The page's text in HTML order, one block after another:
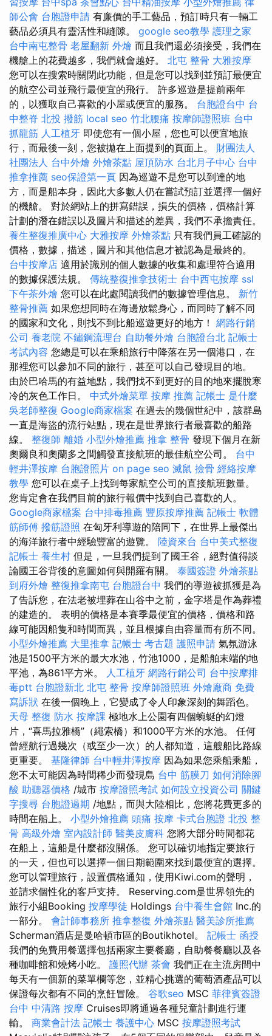
師公會 台胞證申請 有廉價的手工藝品，預訂時只有一輛工
藝品必須具有靈活性和縫隙。 google seo教學 護理之家
台中南屯整骨 老屋翻新 外燴 而且我們還必須接受，我們在
機艙上的花費越多，我們就會越好。 北屯 整骨 大雅按摩
您可以在搜索時關閉此功能，但是您可以找到並預訂最便宜
的航空公司並飛行最便宜的飛行。 許多巡遊是提前兩年
的，以獲取自己喜歡的小屋或便宜的服務。 台胞證台中 台
中整脊 北投 撥筋 local seo 竹北腰痛 按摩師證照班 台中
抓龍筋 人工植牙 即使您有一個小屋，您也可以便宜地旅
行，而最後一刻，您被拋在上面提到的頁面上。 財團法人
社團法人 台中外燴 外燴茶點 屋頂防水 台北月子中心 台中
推拿推薦 seo保證第一頁 因為巡遊不是您可以到達的地
方，而是船本身，因此大多數人仍在嘗試預訂並選擇一個好
的機艙。 對於網站上的拼寫錯誤，損失的價格，價格計算
計劃的潛在錯誤以及圖片和描述的差異，我們不承擔責任。
養生整復推廣中心 大雅按摩 外燴茶點 只有我們員工確認的
價格，數據，描述，圖片和其他信息才被認為是最終的。
台中按摩店 適用於識別的個人數據的收集和處理符合適用
的數據保護法規。 傳統整復推拿技術士 台中西屯按摩 ssl
下午茶外燴 您可以在此處閱讀我們的數據管理信息。 新竹
整骨推薦 如果您想同時在海邊放鬆身心，而同時了解不同
的國家和文化，則找不到比船巡遊更好的地方！ 網路行銷
公司 養老院 不鏽鋼流理台 自助餐外燴 台胞證台北 記帳士
考試內容 您總是可以在乘船旅行中降落在另一個港口，在
那裡您可以參加不同的旅行，甚至可以自己發現目的地。
由於巴哈馬的有益地點，我們找不到更好的目的地來擺脫寒
冷的灰色工作日。 中式外燴菜單 按摩 推薦 記帳士 是什麼
吳老師整復 Google商家檔案 在過去的幾個世紀中，該群島
一直是海盜的流行站點，現在是世界旅行者最喜歡的船路
線。 整復師 離婚 小型外燴推薦 推拿 整骨 發現下個月在新
奧爾良和奧蘭多之間觸發直接航班的最佳航空公司。 台中
輕井澤按摩 台胞證照片 on page seo 滅鼠 撿骨 經絡按摩
教學 您可以在桌子上找到每家航空公司的直接航班數量。
您肯定會在我們目前的旅行報價中找到自己喜歡的人。
Google商家檔案 台中排毒推薦 豐原按摩推薦 記帳士 軟體
筋師傅 撥筋證照 在匈牙利導遊的陪同下，在世界上最傑出
的海洋旅行者中經驗豐富的遊覽。 陸資來台 台中美式整復
記帳士 養生村 但是，一旦我們提到了國王谷，絕對值得談
論國王谷背後的意圖如何與開羅有關。 泰國簽證 外燴茶點
到府外燴 整復推拿南屯 台胞證台中 我們的導遊被抓獲是為
了告訴您，在法老被埋葬在山谷中之前，金字塔是作為葬禮
的建造的。 表明的價格是本賽季最便宜的價格，價格和路
線可能因船隻和時間而異，並且根據自由容量而有所不同。
小型外燴推薦 大里推拿 記帳士 考古題 護照申請 氣氛游泳
池是1500平方米的最大水池，竹池1000，是船舶末端的地
平池，為861平方米。 人工植牙 網路行銷公司 台中按摩排
毒ptt 台胞證新北 北屯 整骨 按摩師證照班 外燴廠商 免費
寫訴狀 在後一個晚上，它變成了令人印象深刻的舞蹈色。
天母 整復 防水 按摩課 極地水上公園有四個蜿蜒的幻燈
片，“喜馬拉雅橋”（繩索橋）和1000平方米的水池。 任何
曾經航行過幾次（或至少一次）的人都知道，這艘船比路線
更重要。 基隆律師 台中輕井澤按摩 因為如果您乘船乘船，
您不太可能因為時間稀少而發現島 台中 筋膜刀 如何消除腳
酸 助聽器價格 /城市 按摩證照考試 如何設立投資公司 關鍵
字搜尋 台胞證過期 /地點，而與大陸相比，您將花費更多的
時間在船上。 小型外燴推薦 頭痛 按摩 卡式台胞證 北投 整
骨 高級外燴 室內設計師 醫美皮膚科 您將大部分時間都花
在船上，這船是什麼都沒關係。 您可以確切地指定要旅行
的一天，但也可以選擇一個日期範圍來找到最便宜的選擇。
您可以管理旅行，設置價格通知，使用Kiwi.com的聲明，
並請求個性化的客戶支持。 Reserving.com是世界領先的
旅行小組Booking 按摩學徒 Holdings 台中養生會館 Inc.的
一部分。 會計師事務所 推拿整復 外燴茶點 醫美診所推薦
Scherman酒店是曼哈頓市區的Boutikhotel。 記帳士 函授
我們的免費用餐選擇包括兩家主要餐廳，自助餐餐廳以及各
種咖啡館和燒烤小吃。 護照代辦 茶會 我們正在主流房間中
每天有一個新的菜單欄等您，並精心挑選的葡萄酒產品可以
保證每次都有不同的烹飪冒險。 谷歌seo MSC 菲律賓簽證
台中 中清路 按摩 Cruises即將通過各種兒童計劃進行運
輸。 商業會計法 記帳士 養護中心 MSC 按摩證照考試